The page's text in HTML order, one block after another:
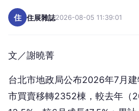
住 住展雜誌2026-08-05 11:39:01
文／謝曉菁
台北市地政局公布2026年7月
市買賣移轉2352棟，較去年（